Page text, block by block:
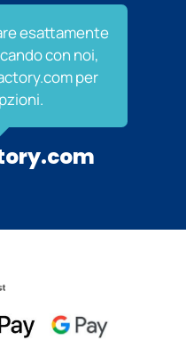
esattamente
con noi,
per